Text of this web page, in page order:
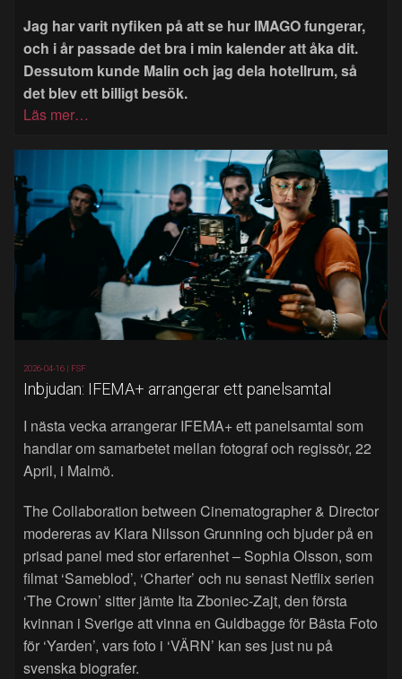
Jag har varit nyfiken på att se hur IMAGO fungerar,
och i år passade det bra i min kalender att åka dit.
Dessutom kunde Malin och jag dela hotellrum, så
det blev ett billigt besök.
Läs mer…
2026-04-16 | FSF
Inbjudan: IFEMA+ arrangerar ett panelsamtal
I nästa vecka arrangerar IFEMA+ ett panelsamtal som
handlar om samarbetet mellan fotograf och regissör, 22
April, i Malmö.
The Collaboration between Cinematographer & Director
modereras av Klara Nilsson Grunning och bjuder på en
prisad panel med stor erfarenhet – Sophia Olsson, som
filmat ‘Sameblod’, ‘Charter’ och nu senast Netflix serien
‘The Crown’ sitter jämte Ita Zboniec-Zajt, den första
kvinnan i Sverige att vinna en Guldbagge för Bästa Foto
för ‘Yarden’, vars foto i ‘VÄRN’ kan ses just nu på
svenska biografer.